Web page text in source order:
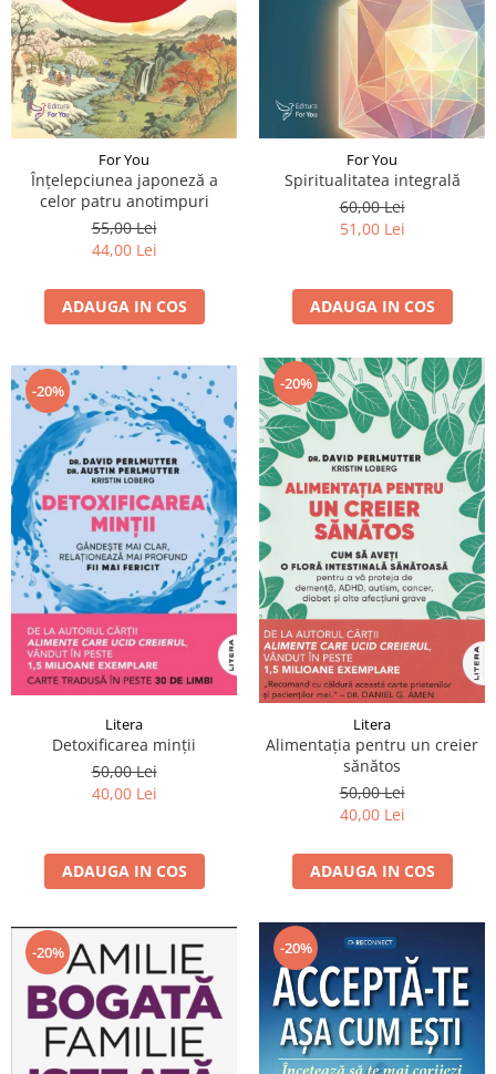
For You
Înțelepciunea japoneză a
celor patru anotimpuri
55,00 Lei
44,00 Lei
ADAUGA IN COS
For You
Spiritualitatea integrală
60,00 Lei
51,00 Lei
ADAUGA IN COS
-20%
Litera
Detoxificarea minții
50,00 Lei
40,00 Lei
ADAUGA IN COS
-20%
Litera
Alimentația pentru un creier
sănătos
50,00 Lei
40,00 Lei
ADAUGA IN COS
-20% -20%